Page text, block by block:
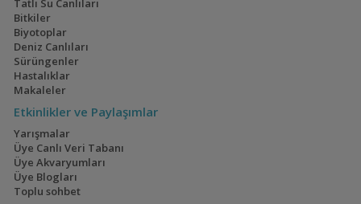
Geophagus Red
Head Tapajos
Ateşağız
Tatlı Su Canlıları
Bitkiler
Biyotoplar
Deniz Canlıları
Sürüngenler
Hastalıklar
Makaleler
Etkinlikler ve Paylaşımlar
Yarışmalar
Üye Canlı Veri Tabanı
Üye Akvaryumları
Üye Blogları
Toplu sohbet